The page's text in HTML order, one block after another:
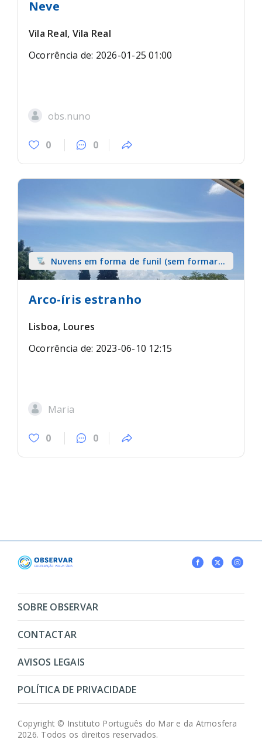
Neve
Vila Real, Vila Real
Ocorrência de: 2026-01-25 01:00
obs.nuno
0 0
Nuvens em forma de funil (sem formar
tromba) sobre terra
Arco-íris estranho
Lisboa, Loures
Ocorrência de: 2023-06-10 12:15
Maria
0 0
SOBRE OBSERVAR
CONTACTAR
AVISOS LEGAIS
POLÍTICA DE PRIVACIDADE
Copyright © Instituto Português do Mar e da Atmosfera
2026. Todos os direitos reservados.